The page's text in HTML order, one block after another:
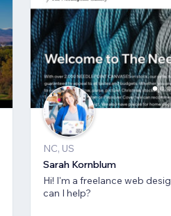
NC, US
Sarah Kornblum
Hi! I'm a freelance web
can I help?